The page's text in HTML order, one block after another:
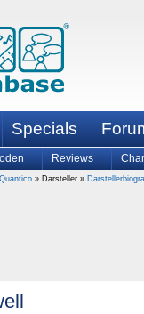
Specials
Reviews
Quantico » Darsteller »